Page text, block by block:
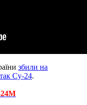
збили на
Су-24.
24М